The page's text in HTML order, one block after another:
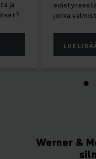
jonka
LUE
ja
Werner &